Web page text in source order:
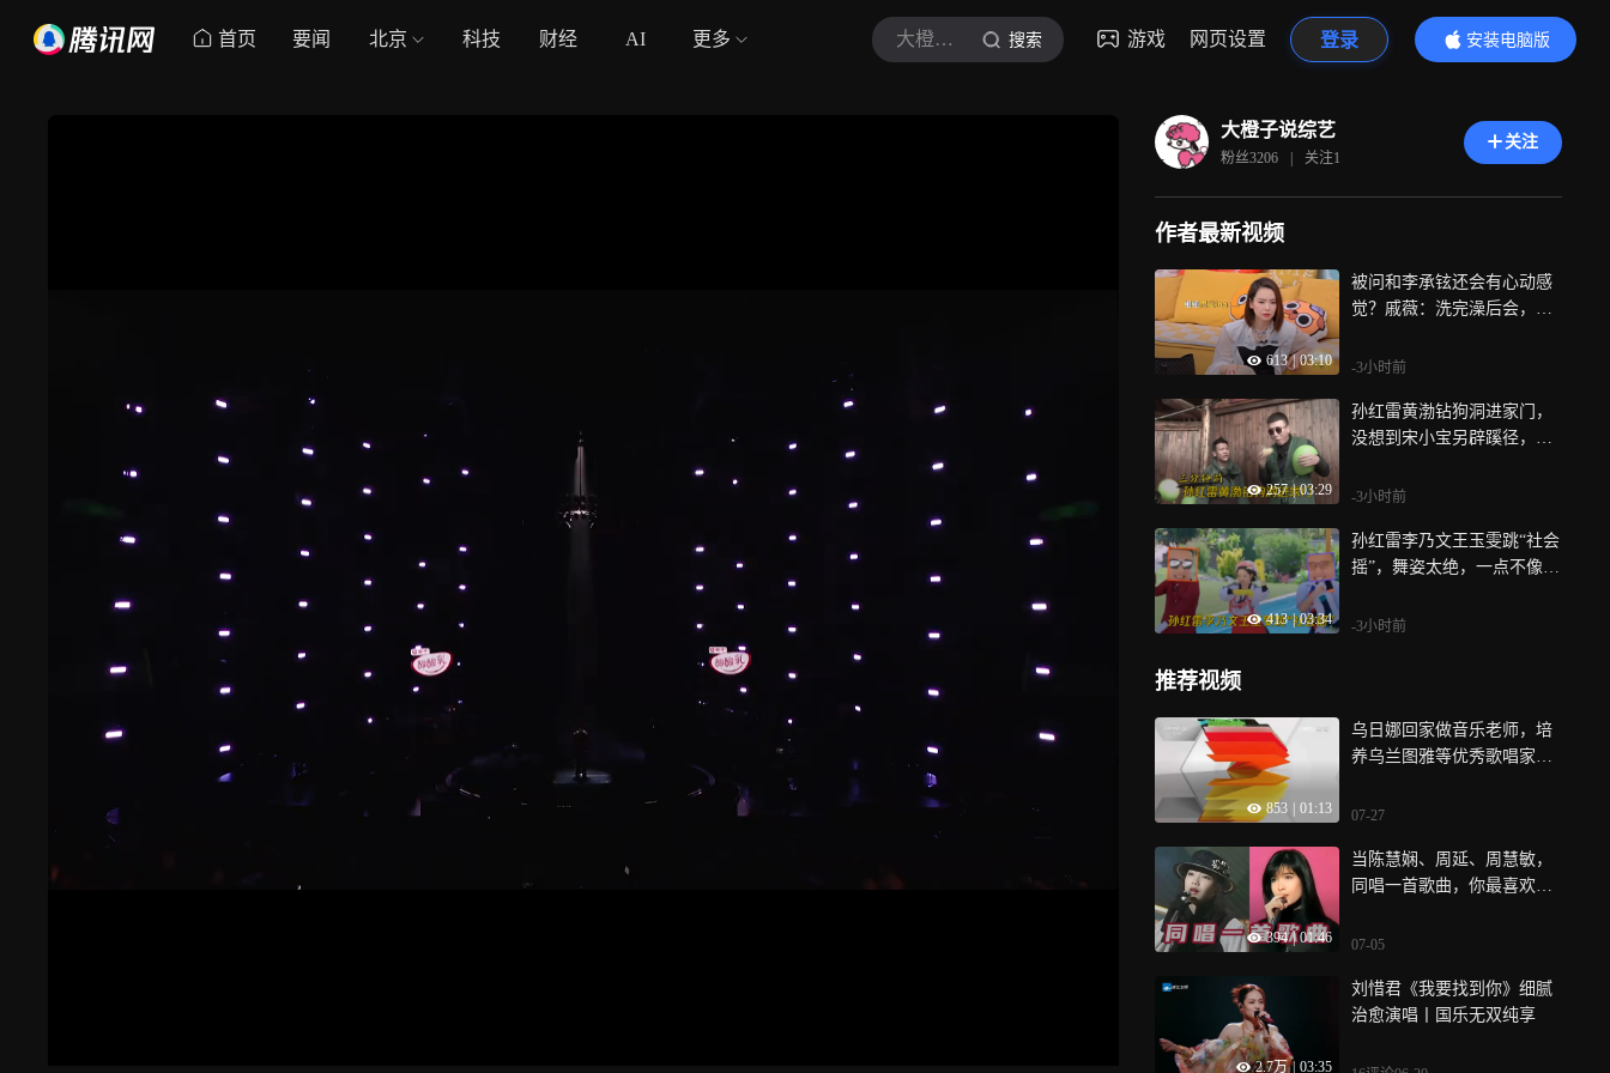
首页 要闻 北京 科技 财经 AI 更多 大橙子说综艺 搜索 游戏 网页设置 登录
安装电脑版
内容更精彩
大橙子说综艺
粉丝3206 | 关注1
关注
作者最新视频
613 | 03:10
被问和李承铉还会有心动感
觉？戚薇：洗完澡后会，吓
-3小时前
257 | 03:29
孙红雷黄渤钻狗洞进家门，
没想到宋小宝另辟蹊径，给
-3小时前
413 | 03:34
孙红雷李乃文王玉雯跳“社会
摇”，舞姿太绝，一点不像刚
-3小时前
推荐视频
853 01:13
乌日娜回家做音乐老师，培
养乌兰图雅等优秀歌唱家，
07-27
394 | 01:46
当陈慧娴、周延、周慧敏，
同唱一首歌曲，你最喜欢谁
07-05
2.7万 | 03:35
刘惜君《我要找到你》细腻
治愈演唱丨国乐无双纯享